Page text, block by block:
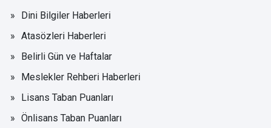
Dini Bilgiler Haberleri
Atasözleri Haberleri
Belirli Gün ve Haftalar
Meslekler Rehberi Haberleri
Lisans Taban Puanları
Önlisans Taban Puanları